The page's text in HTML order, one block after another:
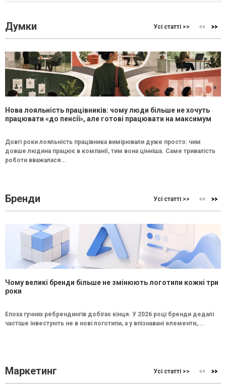
Думки Усі статті >>
Нова лояльність працівників: чому люди більше не хочуть
працювати «до пенсії», але готові працювати на максимум
Довгі роки лояльність працівника вимірювали дуже просто: чим
довше людина працює в компанії, тим вона цінніша. Саме тривалість
роботи вважалася...
Бренди Усі статті >>
Чому великі бренди більше не змінюють логотипи кожні три
роки
Епоха гучних ребрендингів добігає кінця. У 2026 році бренди дедалі
частіше інвестують не в нові логотипи, а у впізнавані елементи,...
Маркетинг Усі статті >>